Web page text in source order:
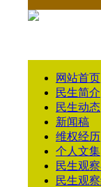
网站首页
民生简介
民生动态
新闻稿
维权经历
个人文集
民生观
民生观